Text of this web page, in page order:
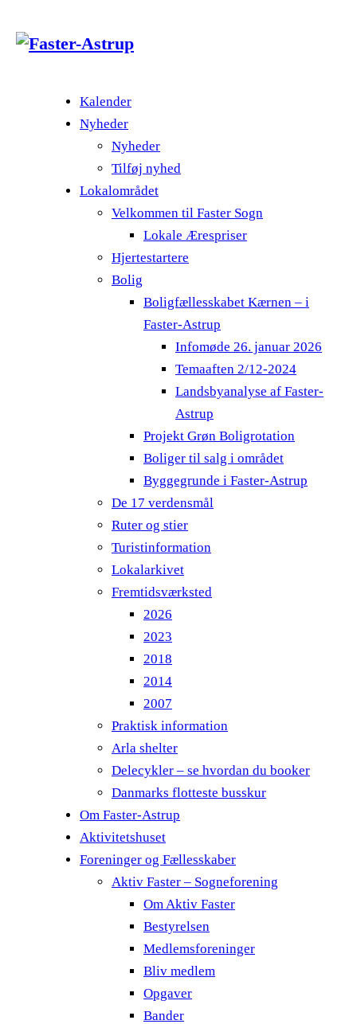
Kalender
Nyheder
Nyheder
Tilføj nyhed
Lokalområdet
Velkommen til Faster Sogn
Lokale Ærespriser
Hjertestartere
Bolig
Boligfællesskabet Kærnen – i
Faster-Astrup
Infomøde 26. januar 2026
Temaaften 2/12-2024
Landsbyanalyse af Faster-
Astrup
Projekt Grøn Boligrotation
Boliger til salg i området
Byggegrunde i Faster-Astrup
De 17 verdensmål
Ruter og stier
Turistinformation
Lokalarkivet
Fremtidsværksted
2026
2023
2018
2014
2007
Praktisk information
Arla shelter
Delecykler – se hvordan du booker
Danmarks flotteste busskur
Om Faster-Astrup
Aktivitetshuset
Foreninger og Fællesskaber
Aktiv Faster – Sogneforening
Om Aktiv Faster
Bestyrelsen
Medlemsforeninger
Bliv medlem
Opgaver
Bander